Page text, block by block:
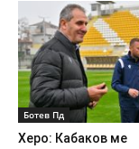
Ботев Пд
Херо: Кабаков ме